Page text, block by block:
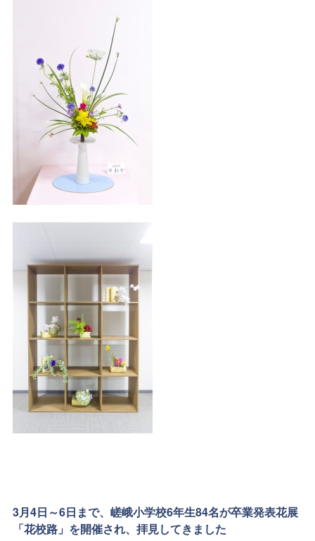
3月4日～6日まで、嵯峨小学校6年生84名が卒業発表花展
「花校路」を開催され、拝見してきました